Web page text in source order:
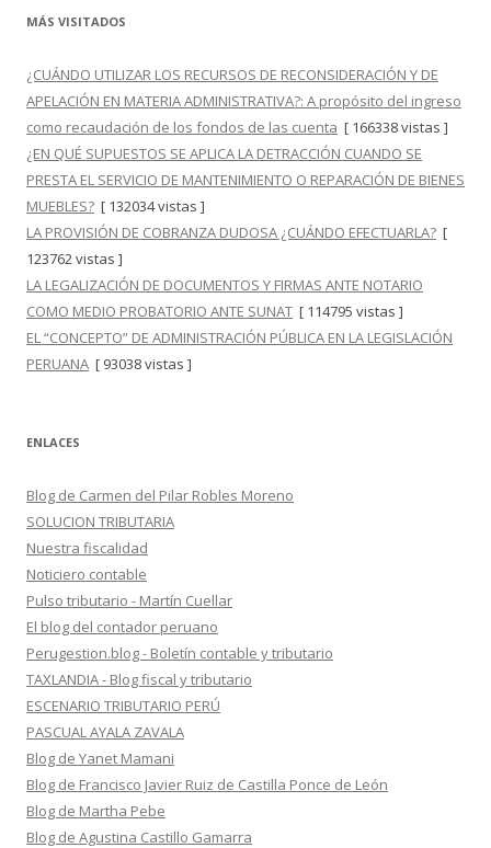
MÁS VISITADOS
¿CUÁNDO UTILIZAR LOS RECURSOS DE RECONSIDERACIÓN Y DE
APELACIÓN EN MATERIA ADMINISTRATIVA?: A propósito del ingreso
como recaudación de los fondos de las cuenta [ 166338 vistas ]
¿EN QUÉ SUPUESTOS SE APLICA LA DETRACCIÓN CUANDO SE
PRESTA EL SERVICIO DE MANTENIMIENTO O REPARACIÓN DE BIENES
MUEBLES? [ 132034 vistas ]
LA PROVISIÓN DE COBRANZA DUDOSA ¿CUÁNDO EFECTUARLA? [
123762 vistas ]
LA LEGALIZACIÓN DE DOCUMENTOS Y FIRMAS ANTE NOTARIO
COMO MEDIO PROBATORIO ANTE SUNAT [ 114795 vistas ]
EL “CONCEPTO” DE ADMINISTRACIÓN PÚBLICA EN LA LEGISLACIÓN
PERUANA [ 93038 vistas ]
ENLACES
Blog de Carmen del Pilar Robles Moreno
SOLUCION TRIBUTARIA
Nuestra fiscalidad
Noticiero contable
Pulso tributario - Martín Cuellar
El blog del contador peruano
Perugestion.blog - Boletín contable y tributario
TAXLANDIA - Blog fiscal y tributario
ESCENARIO TRIBUTARIO PERÚ
PASCUAL AYALA ZAVALA
Blog de Yanet Mamani
Blog de Francisco Javier Ruiz de Castilla Ponce de León
Blog de Martha Pebe
Blog de Agustina Castillo Gamarra